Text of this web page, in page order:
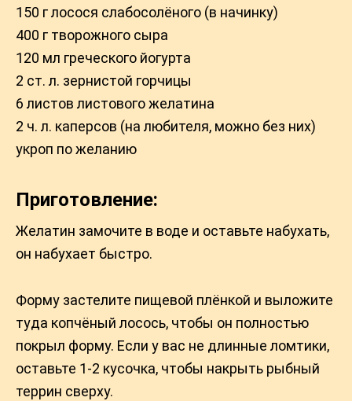
150 г лосося слабосолёного (в начинку)
400 г творожного сыра
120 мл греческого йогурта
2 ст. л. зернистой горчицы
6 листов листового желатина
2 ч. л. каперсов (на любителя, можно без них)
укроп по желанию
Приготовление:
Желатин замочите в воде и оставьте набухать,
он набухает быстро.
Форму застелите пищевой плёнкой и выложите
туда копчёный лосось, чтобы он полностью
покрыл форму. Если у вас не длинные ломтики,
оставьте 1-2 кусочка, чтобы накрыть рыбный
террин сверху.